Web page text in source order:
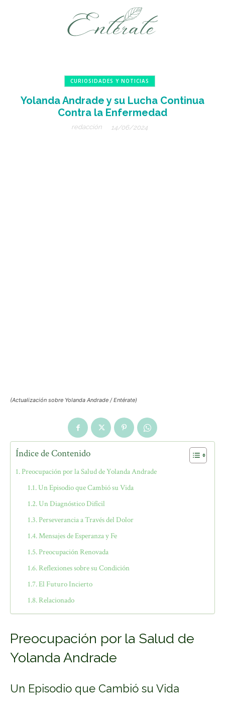
CURIOSIDADES Y NOTICIAS
Yolanda Andrade y su Lucha Continua
Contra la Enfermedad
redacción 14/06/2024
(Actualización sobre Yolanda Andrade / Entérate)
Índice de Contenido
Preocupación por la Salud de Yolanda Andrade
Un Episodio que Cambió su Vida
Un Diagnóstico Difícil
Perseverancia a Través del Dolor
Mensajes de Esperanza y Fe
Preocupación Renovada
Reflexiones sobre su Condición
El Futuro Incierto
Relacionado
Preocupación por la Salud de
Yolanda Andrade
Un Episodio que Cambió su Vida